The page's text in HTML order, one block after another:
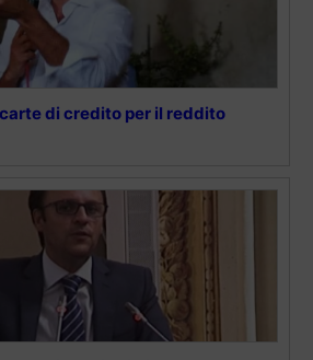
carte di credito per il reddito